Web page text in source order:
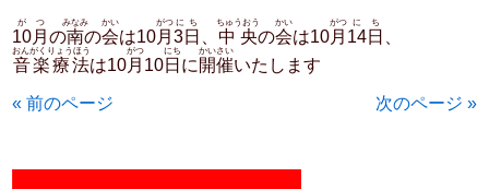
10月
がつ
の南
みなみ
の会
かい
は10月
がつ
3日
にち
、中央
ちゅうおう
の会
かい
は10月
がつ
14日
にち
音楽療法
おんがくりょうほう
は10月
がつ
10日
にち
に 開催
かいさい
いたします
« 前のページ 次のページ »